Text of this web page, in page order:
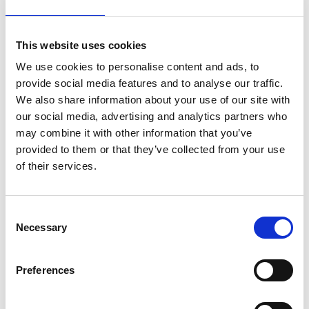
This website uses cookies
We use cookies to personalise content and ads, to
provide social media features and to analyse our traffic.
We also share information about your use of our site with
our social media, advertising and analytics partners who
may combine it with other information that you’ve
provided to them or that they’ve collected from your use
of their services.
Selection
Necessary
Preferences
sensibilità non è assente. Mediante tali auspici, nella
loro semplicità, si ha occasione di mobilitare forze,
spirituali e soprattutto psicologiche, atte a favorire un
dato evento, attraverso una maggiore predisposizione
individuale all’evento stesso di cui si desidera la
realizzazione.
Date queste considerazioni iniziali, vale la pena di
dedicarsi ad un particolare gruppo di simboli diffusi
nella cultura tibetana, gli aṣṭamaṃgala, conosciuti in